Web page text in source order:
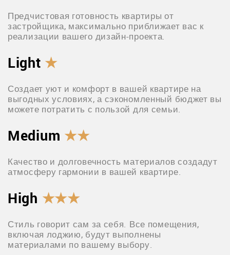
Предчистовая готовность квартиры от
застройщика, максимально приближает вас к
реализации вашего дизайн-проекта.
Light ★
Создает уют и комфорт в вашей квартире на
выгодных условиях, а сэкономленный бюджет вы
можете потратить с пользой для семьи.
Medium ★★
Качество и долговечность материалов создадут
атмосферу гармонии в вашей квартире.
High ★★★
Стиль говорит сам за себя. Все помещения,
включая лоджию, будут выполнены
материалами по вашему выбору.